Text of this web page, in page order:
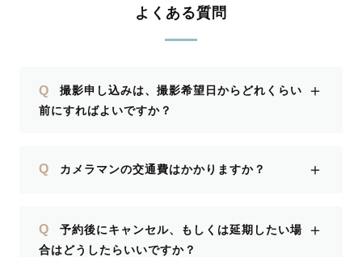
よくある質問
Q
撮影申し込みは、撮影希望日からどれくらい
前にすればよいですか？
＋
Q カメラマンの交通費はかかりますか？ ＋
Q
予約後にキャンセル、もしくは延期したい場
合はどうしたらいいですか？
＋